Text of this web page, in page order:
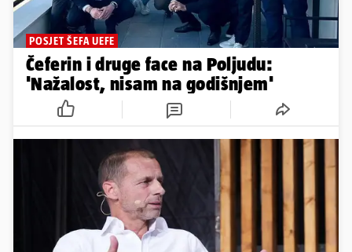
POSJET ŠEFA UEFE
Čeferin i druge face na Poljudu:
'Nažalost, nisam na godišnjem'